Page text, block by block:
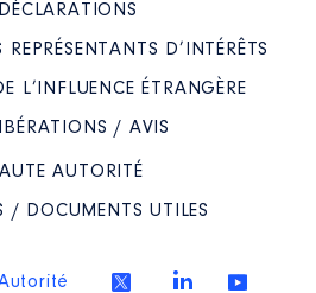
REPRÉSENTANTS D’INTÉRÊTS
L’INFLUENCE ÉTRANGÈRE
/ AVIS
AUTORITÉ
/ DOCUMENTS UTILES